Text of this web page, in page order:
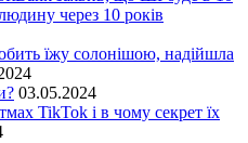
через 10 років
їжу солонішою, надійшла
03.05.2024
TikTok і в чому секрет їх